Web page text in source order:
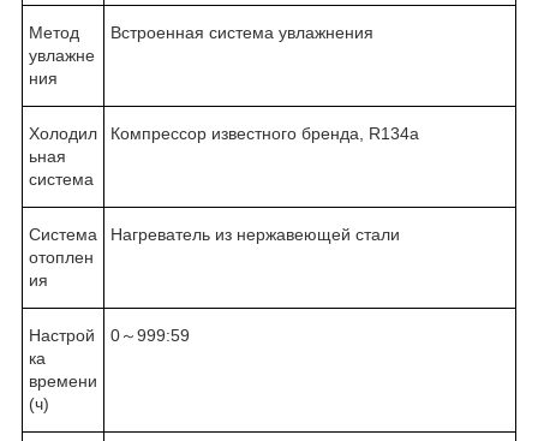
Метод
увлажне
ния
Встроенная система увлажнения
Холодил
ьная
система
Компрессор известного бренда, R134a
Система
отоплен
ия
Нагреватель из нержавеющей стали
Настрой
ка
времени
(ч)
0～999:59